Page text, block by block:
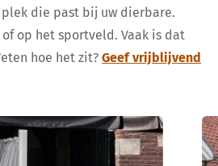
die past bij uw dierbare.
op het sportveld. Vaak is dat
hoe het zit? Geef vrijblijvend